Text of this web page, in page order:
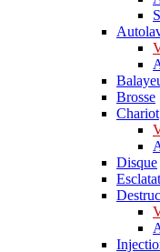
Brosse
Chariot
Disque